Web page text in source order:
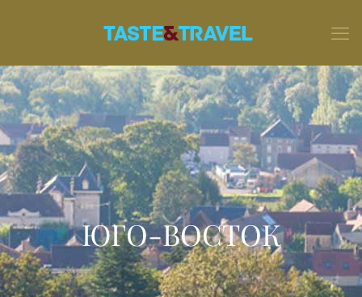
ЮГО-ВОСТОК